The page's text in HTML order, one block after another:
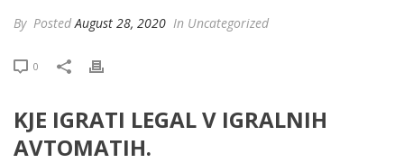
By PostedAugust 28, 2020 In Uncategorized
0
KJE IGRATI LEGAL V IGRALNIH
AVTOMATIH.